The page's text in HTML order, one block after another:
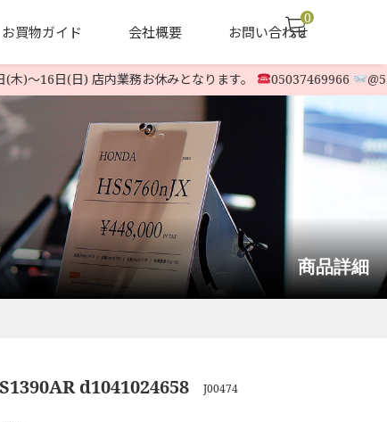
商品詳細
お買物ガイド 会社概要 お問い合わせ
ヤナセ他 中古除雪機
LINE-UP
0
)〜16日(日) 店内業務お休みとなります。 05037469966
d1041024658 J00474